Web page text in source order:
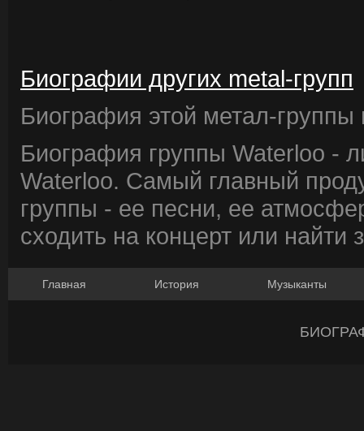
Биографии других metal-групп
Биография этой метал-группы
Биография группы Waterloo -
Waterloo. Самый главный
группы - ее песни, ее
сходить на концерт или найти
Главная История Музыканты